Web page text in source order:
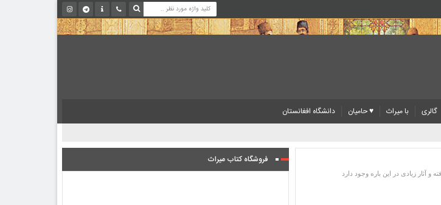
گالری با میراث ♥ حامیان
دانشگاه افغانستان
آثار زیادی در این باره وجود دارد
فروشگاه کتاب میراث